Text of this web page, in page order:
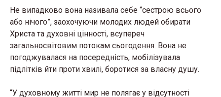
Не випадково вона називала себе “сестрою всього
або нічого”, заохочуючи молодих людей обирати
Христа та духовні цінності, всупереч
загальносвітовим потокам сьогодення. Вона не
погоджувалася на посередність, мобілізувала
підлітків йти проти хвилі, боротися за власну душу.
“У духовному житті мир не полягає у відсутності